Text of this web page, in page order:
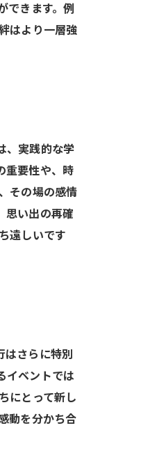
できます。例
はより一層強
、実践的な学
重要性や、時
その場の感情
思い出の再確
遠しいです
はさらに特別
イベントでは
にとって新し
動を分かち合